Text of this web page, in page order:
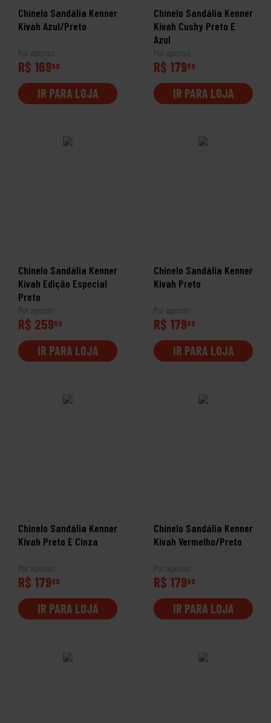
Chinelo Sandália Kenner
Kivah Azul/Preto
Por apenas
R$ 16999
IR PARA LOJA
Chinelo Sandália Kenner
Kivah Cushy Preto E
Azul
Por apenas
R$ 17999
IR PARA LOJA
Chinelo Sandália Kenner
Kivah Edição Especial
Preto
Por apenas
R$ 25999
IR PARA LOJA
Chinelo Sandália Kenner
Kivah Preto
Por apenas
R$ 17999
IR PARA LOJA
Chinelo Sandália Kenner
Kivah Preto E Cinza
Por apenas
R$ 17999
IR PARA LOJA
Chinelo Sandália Kenner
Kivah Vermelho/Preto
Por apenas
R$ 17999
IR PARA LOJA